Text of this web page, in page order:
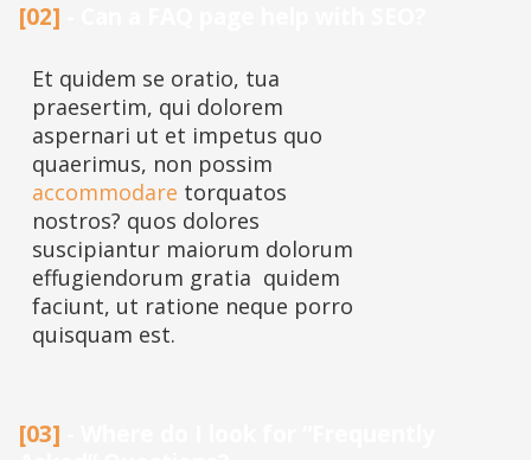
[02]
Et quidem se oratio, tua
praesertim, qui dolorem
aspernari ut et impetus quo
quaerimus, non possim
accommodare torquatos
nostros? quos dolores
suscipiantur maiorum dolorum
effugiendorum gratia quidem
faciunt, ut ratione neque porro
quisquam est.
[03]